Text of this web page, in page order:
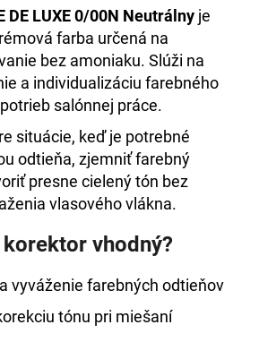
DE LUXE 0/00N Neutrálny je
farba určená na
bez amoniaku. Slúži na
a individualizáciu farebného
salónnej práce.
situácie, keď je potrebné
odtieňa, zjemniť farebný
presne cielený tón bez
vlasového vlákna.
vhodný?
vyváženie farebných odtieňov
tónu pri miešaní